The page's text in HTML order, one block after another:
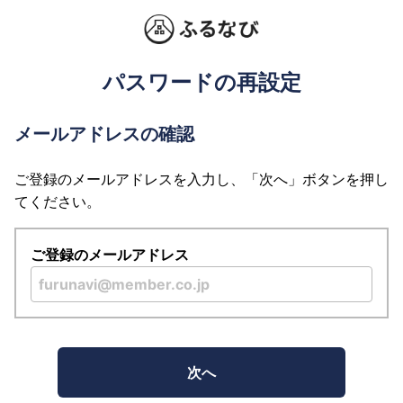
パスワードの再設定
メールアドレスの確認
ご登録のメールアドレスを入力し、「次へ」ボタンを押し
てください。
ご登録のメールアドレス